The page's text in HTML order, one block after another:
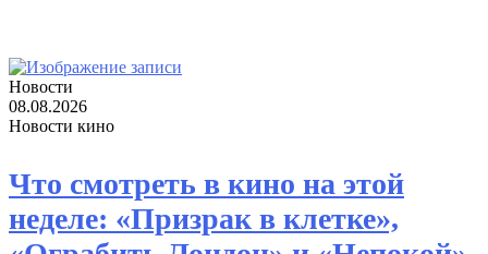
Новости
08.08.2026
Новости кино
Что смотреть в кино на этой
неделе: «Призрак в клетке»,